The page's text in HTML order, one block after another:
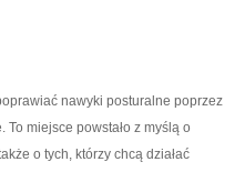
nawyki posturalne poprzez
miejsce powstało z myślą o
o tych, którzy chcą działać